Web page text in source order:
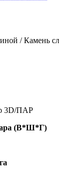
/ Камень
3D/ПАР
(В*Ш*Г)